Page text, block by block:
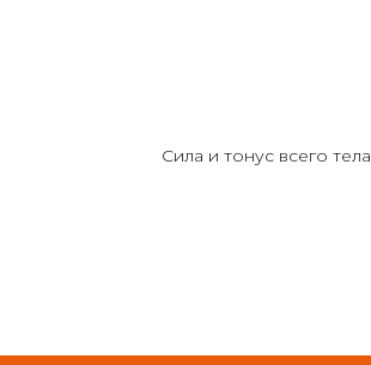
Сила и тонус всего тела